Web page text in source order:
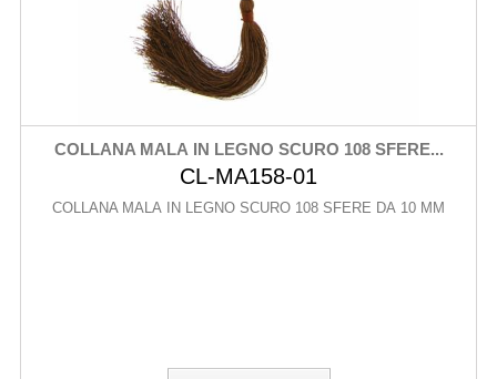
COLLANA MALA IN LEGNO SCURO 108 SFERE...
CL-MA158-01
COLLANA MALA IN LEGNO SCURO 108 SFERE DA 10 MM